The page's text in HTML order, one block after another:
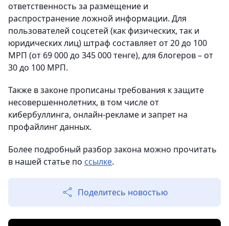
ответственность за размещение и
распространение ложной информации. Для
пользователей соцсетей (как физических, так и
юридических лиц) штраф составляет от 20 до 100
МРП (от 69 000 до 345 000 тенге), для блогеров – от
30 до 100 МРП.
Также в законе прописаны требования к защите
несовершеннолетних, в том числе от
кибербуллинга, онлайн-рекламе и запрет на
профайлинг данных.
Более подробный разбор закона можно прочитать
в нашей статье по ссылке.
Поделитесь новостью